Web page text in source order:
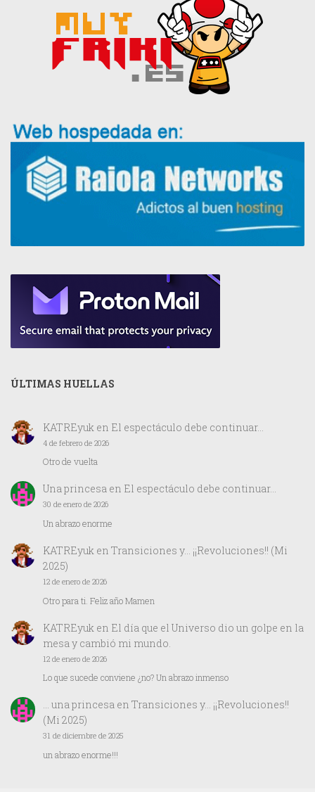
ÚLTIMAS HUELLAS
KATREyuk en El espectáculo debe continuar…
4 de febrero de 2026
Otro de vuelta
Una princesaen El espectáculo debe continuar…
30 de enero de 2026
Un abrazo enorme
KATREyuken Transiciones y… ¡¡Revoluciones!! (Mi
2025)
12 de enero de 2026
Otro para ti. Feliz año Mamen
KATREyuk en El día que el Universo dio un golpe en la
mesa y cambió mi mundo.
12 de enero de 2026
Lo que sucede conviene ¿no? Un abrazo inmenso
… una princesaen Transiciones y… ¡¡Revoluciones!!
(Mi 2025)
31 de diciembre de 2025
un abrazo enorme!!!